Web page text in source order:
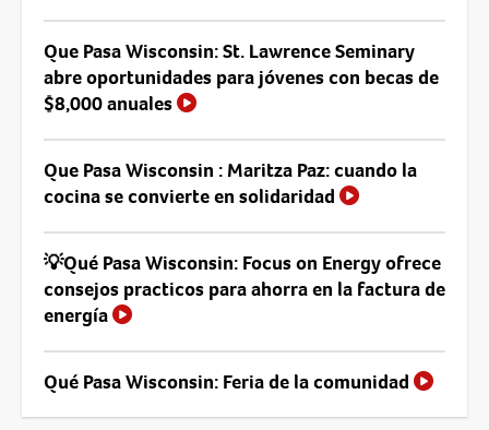
Que Pasa Wisconsin: St. Lawrence Seminary
abre oportunidades para jóvenes con becas de
$8,000 anuales
Que Pasa Wisconsin : Maritza Paz: cuando la
cocina se convierte en solidaridad
💡Qué Pasa Wisconsin: Focus on Energy ofrece
consejos practicos para ahorra en la factura de
energía
Qué Pasa Wisconsin: Feria de la comunidad